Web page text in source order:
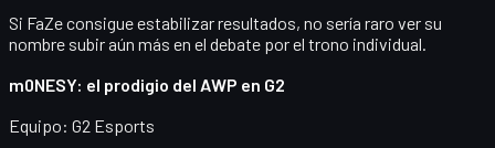
Si FaZe consigue estabilizar resultados, no sería raro ver su
nombre subir aún más en el debate por el trono individual.
m0NESY: el prodigio del AWP en G2
Equipo: G2 Esports